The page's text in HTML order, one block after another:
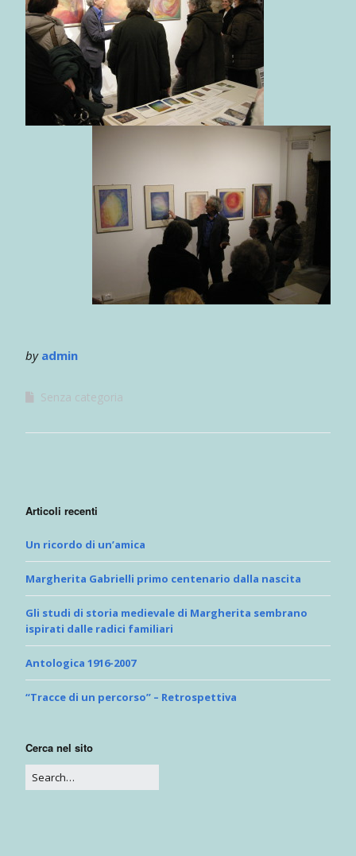
by admin
Senza categoria
Articoli recenti
Un ricordo di un’amica
Margherita Gabrielli primo centenario dalla nascita
Gli studi di storia medievale di Margherita sembrano
ispirati dalle radici familiari
Antologica 1916-2007
“Tracce di un percorso” – Retrospettiva
Cerca nel sito